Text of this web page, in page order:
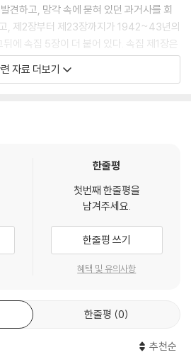
견하고, 망각 속에 묻혀 있던 과거사를 회
, 제2장부터 제23장까지가 1942~43년의
에 속집 5장이 더 붙어 있다. 속집 제1장은
돌아와 그의 귀국과 아버지 니우청의 죽
를 시점으로 1944년 이후의 니우청의 행
을 토로하고 1985년 여름에 니자오를 만
보자면 서술의 불일치와 산만함 내지 혼란
바로 이 서술 형태에 이 작품의 비밀이 숨어
작가 왕멍이고 작가 왕멍이 바로 작중인물
멍의 자전이라고까지 할 수 있다. 그런데 자
. 왜냐하면 작품 속에 작가 왕멍과 언어학
해수욕을 하며, 레스토랑에서 니자오는
소설을 구상한다. 니자오가 반성되고 서술
서술하는 자아라 할 수 있다. 반성하고 서
부 이외에도 제1장 첫머리와 제5장 첫머
자료 더보기
한줄평
첫번째 한줄평을
남겨주세요.
한줄평 쓰기
혜택 및 유의사항
한줄평 0
추천순